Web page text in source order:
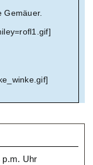
Gemäuer.
p.m. Uhr